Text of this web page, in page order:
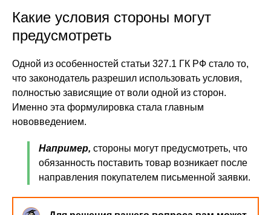
Какие условия стороны могут
предусмотреть
Одной из особенностей статьи 327.1 ГК РФ стало то,
что законодатель разрешил использовать условия,
полностью зависящие от воли одной из сторон.
Именно эта формулировка стала главным
нововведением.
Например, стороны могут предусмотреть, что
обязанность поставить товар возникает после
направления покупателем письменной заявки.